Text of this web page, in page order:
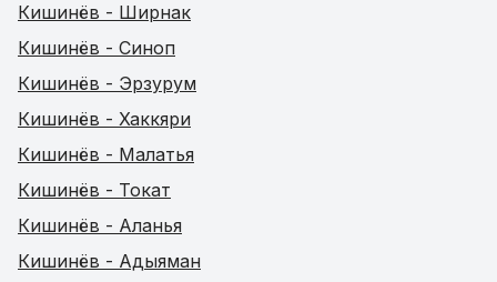
Кишинёв - Ширнак
Кишинёв - Синоп
Кишинёв - Эрзурум
Кишинёв - Хаккяри
Кишинёв - Малатья
Кишинёв - Токат
Кишинёв - Аланья
Кишинёв - Адыяман